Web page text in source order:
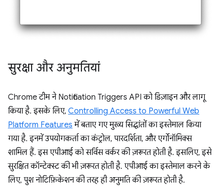
सुरक्षा और अनुमतियां
Chrome टीम ने Notification Triggers API को डिज़ाइन और लागू
किया है. इसके लिए, Controlling Access to Powerful Web
Platform Features में बताए गए मुख्य सिद्धांतों का इस्तेमाल किया
गया है. इनमें उपयोगकर्ता का कंट्रोल, पारदर्शिता, और एर्गोनॉमिक्स
शामिल हैं. इस एपीआई को सर्विस वर्कर की ज़रूरत होती है. इसलिए, इसे
सुरक्षित कॉन्टेक्स्ट की भी ज़रूरत होती है. एपीआई का इस्तेमाल करने के
लिए, पुश नोटिफ़िकेशन की तरह ही अनुमति की ज़रूरत होती है.